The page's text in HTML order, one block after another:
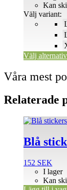
Kan
Välj variant:
Välj alternativ
olika
alternativen
produktsidan
Våra mest
Relaterade
Blå
152 SEK
I lager
Kan